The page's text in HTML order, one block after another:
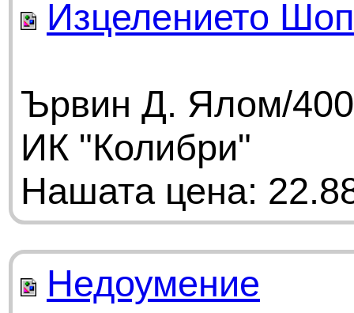
Изцелението
Ървин Д. Ялом/
ИК "Колибри"
Нашата цена:
Недоумение